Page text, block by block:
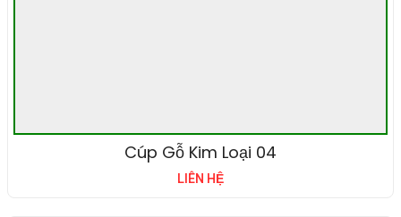
Cúp Gỗ Kim Loại 04
LIÊN HỆ